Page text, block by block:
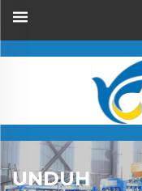
UNDUH